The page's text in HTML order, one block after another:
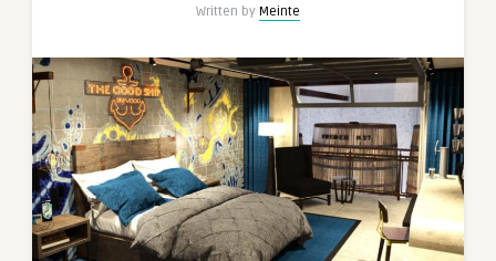
Written by Meinte